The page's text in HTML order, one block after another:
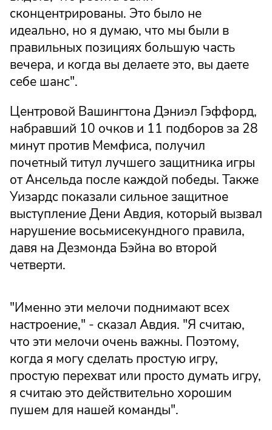
сконцентрированы. Это было не
идеально, но я думаю, что мы были в
правильных позициях большую часть
вечера, и когда вы делаете это, вы даете
себе шанс".
Центровой Вашингтона Дэниэл Гэффорд,
набравший 10 очков и 11 подборов за 28
минут против Мемфиса, получил
почетный титул лучшего защитника игры
от Ансельда после каждой победы. Также
Уизардс показали сильное защитное
выступление Дени Авдия, который вызвал
нарушение восьмисекундного правила,
давя на Дезмонда Бэйна во второй
четверти.
"Именно эти мелочи поднимают всех
настроение," - сказал Авдия. "Я считаю,
что эти мелочи очень важны. Поэтому,
когда я могу сделать простую игру,
простую перехват или просто думать игру,
я считаю это действительно хорошим
пушем для нашей команды".